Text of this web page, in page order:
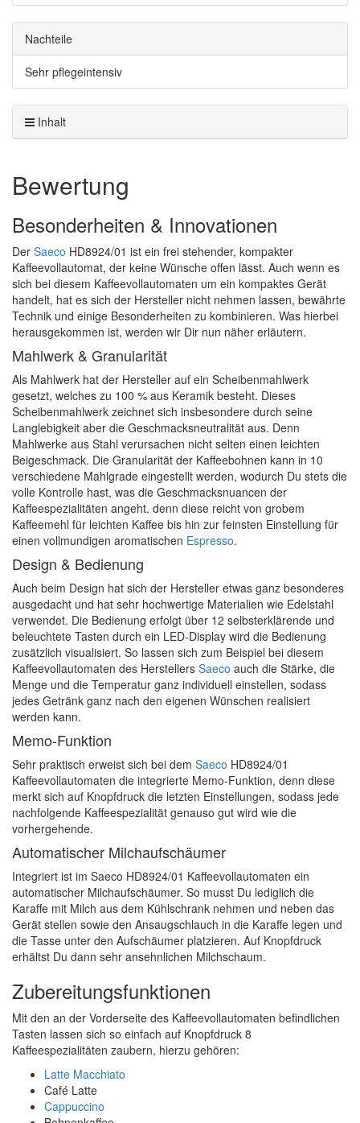
Nachteile
Sehr pflegeintensiv
Inhalt
Bewertung
Besonderheiten & Innovationen
Der Saeco HD8924/01 ist ein frei stehender, kompakter
Kaffeevollautomat, der keine Wünsche offen lässt. Auch wenn es
sich bei diesem Kaffeevollautomaten um ein kompaktes Gerät
handelt, hat es sich der Hersteller nicht nehmen lassen, bewährte
Technik und einige Besonderheiten zu kombinieren. Was hierbei
herausgekommen ist, werden wir Dir nun näher erläutern.
Mahlwerk & Granularität
Als Mahlwerk hat der Hersteller auf ein Scheibenmahlwerk
gesetzt, welches zu 100 % aus Keramik besteht. Dieses
Scheibenmahlwerk zeichnet sich insbesondere durch seine
Langlebigkeit aber die Geschmacksneutralität aus. Denn
Mahlwerke aus Stahl verursachen nicht selten einen leichten
Beigeschmack. Die Granularität der Kaffeebohnen kann in 10
verschiedene Mahlgrade eingestellt werden, wodurch Du stets die
volle Kontrolle hast, was die Geschmacksnuancen der
Kaffeespezialitäten angeht. denn diese reicht von grobem
Kaffeemehl für leichten Kaffee bis hin zur feinsten Einstellung für
einen vollmundigen aromatischen Espresso.
Design & Bedienung
Auch beim Design hat sich der Hersteller etwas ganz besonderes
ausgedacht und hat sehr hochwertige Materialien wie Edelstahl
verwendet. Die Bedienung erfolgt über 12 selbsterklärende und
beleuchtete Tasten durch ein LED-Display wird die Bedienung
zusätzlich visualisiert. So lassen sich zum Beispiel bei diesem
Kaffeevollautomaten des Herstellers Saeco auch die Stärke, die
Menge und die Temperatur ganz individuell einstellen, sodass
jedes Getränk ganz nach den eigenen Wünschen realisiert
werden kann.
Memo-Funktion
Sehr praktisch erweist sich bei dem Saeco HD8924/01
Kaffeevollautomaten die integrierte Memo-Funktion, denn diese
merkt sich auf Knopfdruck die letzten Einstellungen, sodass jede
nachfolgende Kaffeespezialität genauso gut wird wie die
vorhergehende.
Automatischer Milchaufschäumer
Integriert ist im Saeco HD8924/01 Kaffeevollautomaten ein
automatischer Milchaufschäumer. So musst Du lediglich die
Karaffe mit Milch aus dem Kühlschrank nehmen und neben das
Gerät stellen sowie den Ansaugschlauch in die Karaffe legen und
die Tasse unter den Aufschäumer platzieren. Auf Knopfdruck
erhältst Du dann sehr ansehnlichen Milchschaum.
Zubereitungsfunktionen
Mit den an der Vorderseite des Kaffeevollautomaten befindlichen
Tasten lassen sich so einfach auf Knopfdruck 8
Kaffeespezialitäten zaubern, hierzu gehören:
Latte Macchiato
Café Latte
Cappuccino